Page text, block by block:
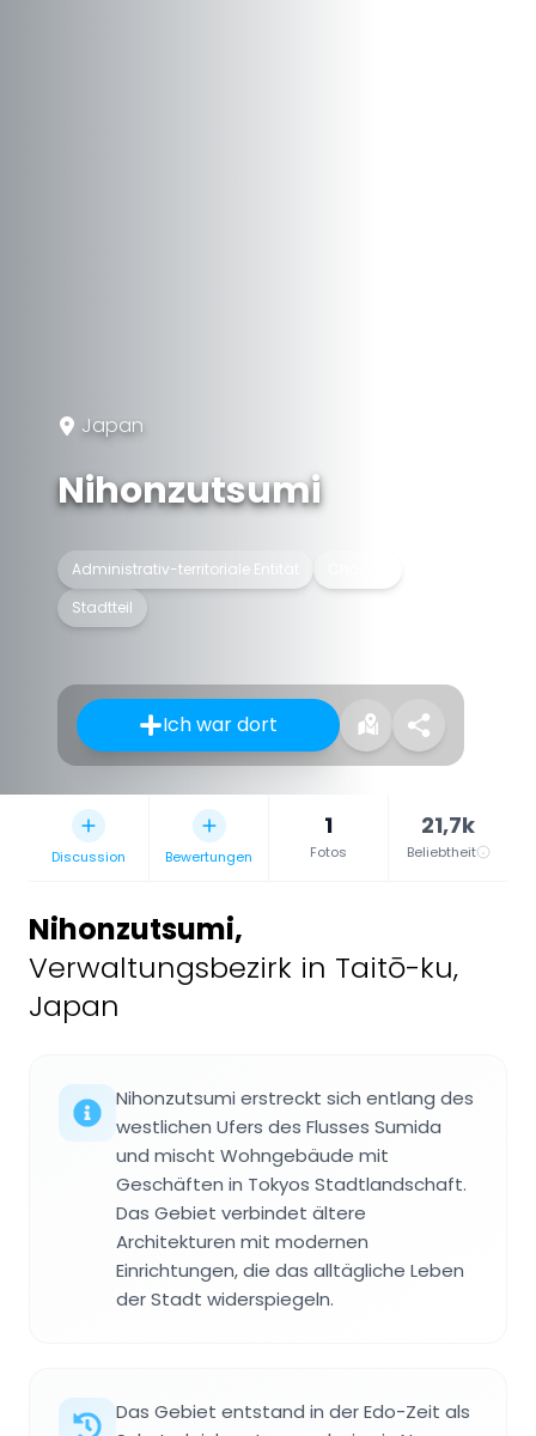
Japan
Nihonzutsumi
Administrativ-territoriale Entität
Stadtteil
Ich war dort
Discussion Bewertungen
1
Fotos
21,7k
Beliebtheit
Nihonzutsumi,
Verwaltungsbezirk in Taitō-ku,
Japan
Nihonzutsumi erstreckt sich entlang des
westlichen Ufers des Flusses Sumida
und mischt Wohngebäude mit
Geschäften in Tokyos Stadtlandschaft.
Das Gebiet verbindet ältere
Architekturen mit modernen
Einrichtungen, die das alltägliche Leben
der Stadt widerspiegeln.
Das Gebiet entstand in der Edo-Zeit als